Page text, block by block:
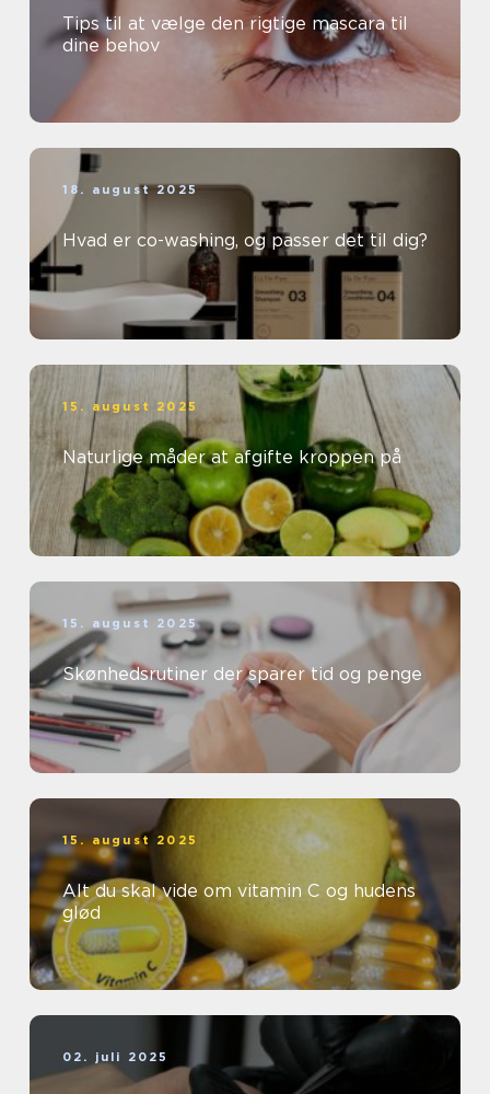
Tips til at vælge den rigtige mascara til
dine behov
18. august 2025
Hvad er co-washing, og passer det til dig?
15. august 2025
Naturlige måder at afgifte kroppen på
15. august 2025
Skønhedsrutiner der sparer tid og penge
15. august 2025
Alt du skal vide om vitamin C og hudens
glød
02. juli 2025